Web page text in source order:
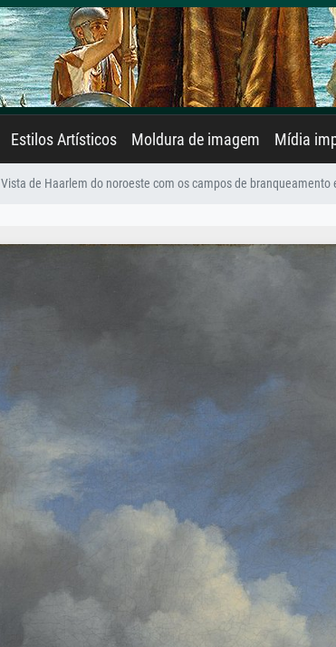
Estilos Artísticos Moldura de imagem Mídia
Vista de Haarlem do noroeste com os campos de